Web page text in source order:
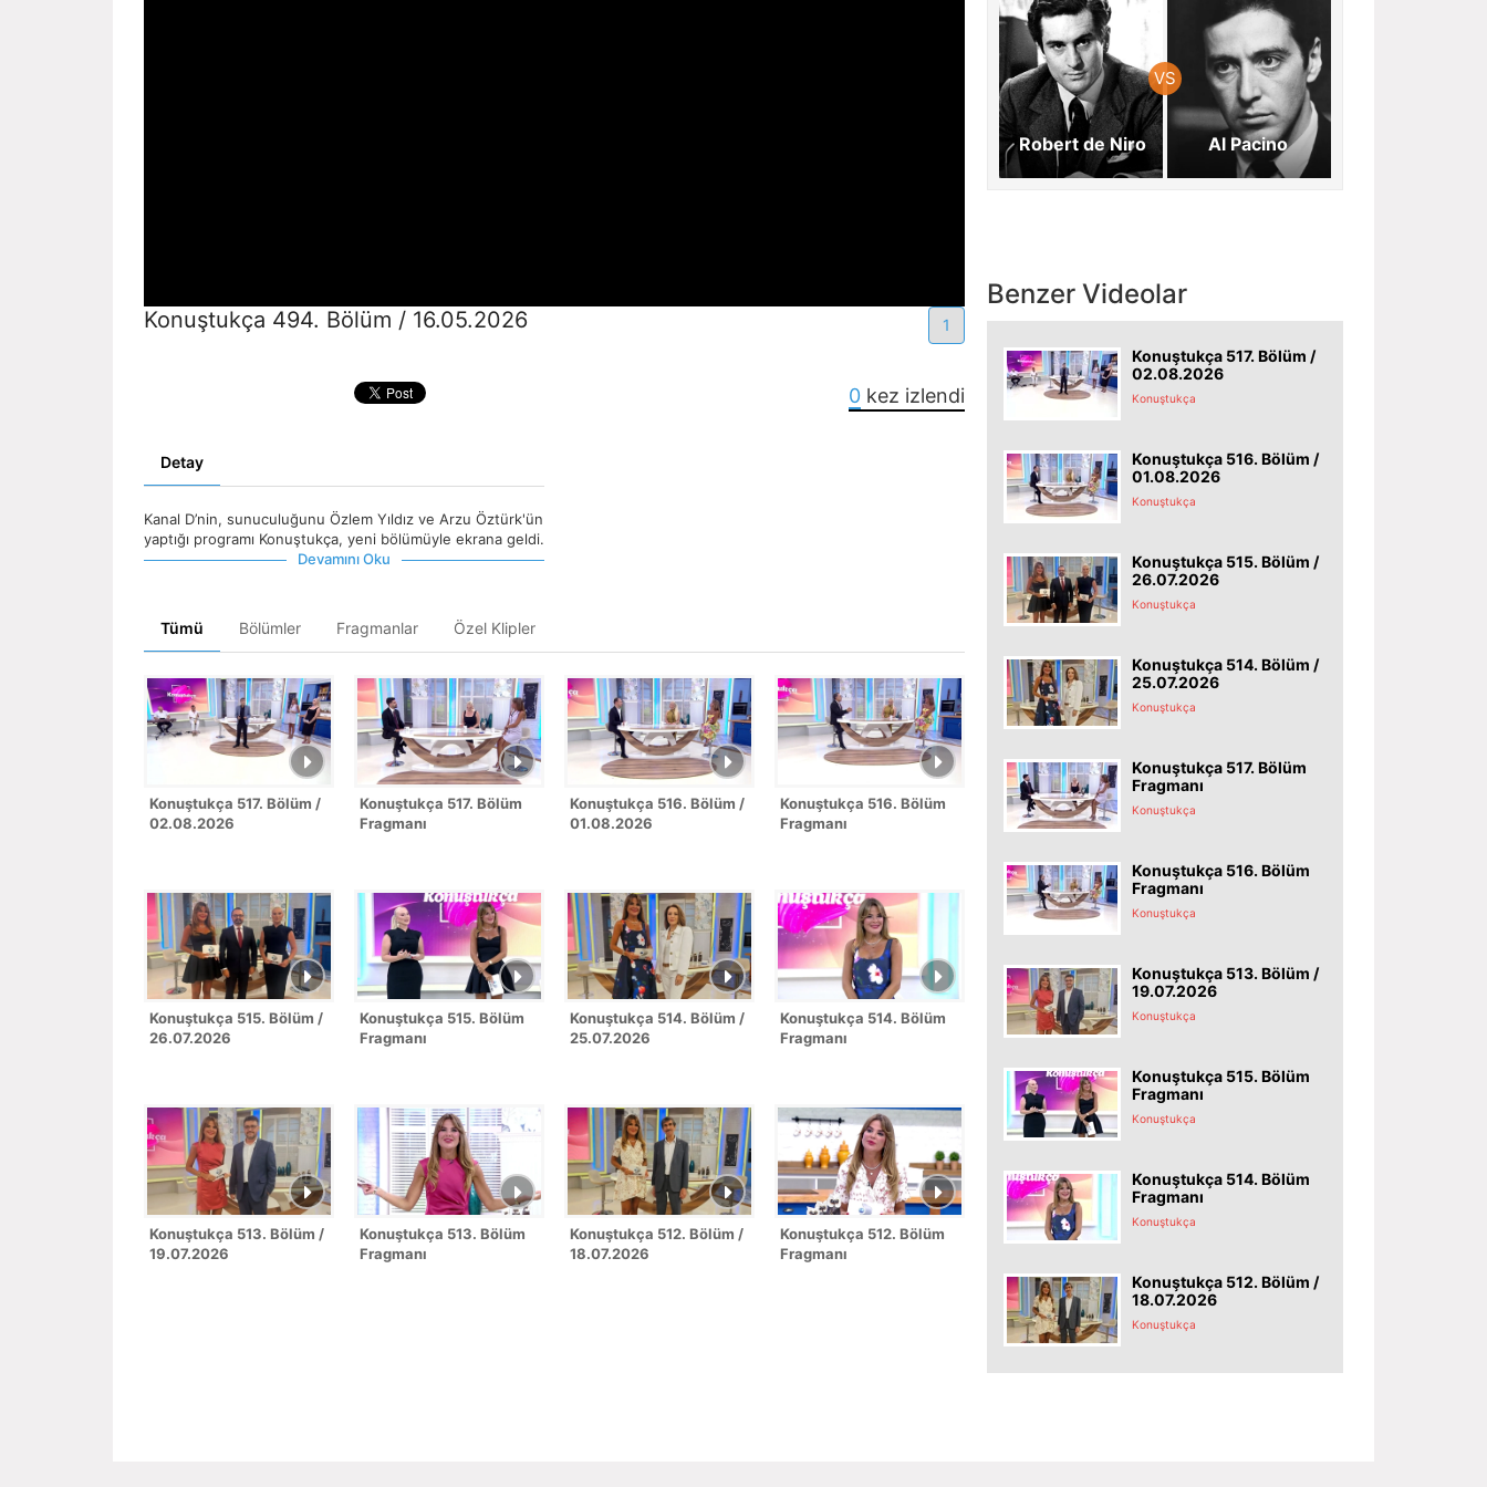
Konuştukça 494. Bölüm / 16.05.2026 1
0 kez izlendi
Detay
Kanal D’nin, sunuculuğunu Özlem Yıldız ve Arzu Öztürk'ün
yaptığı programı Konuştukça, yeni bölümüyle ekrana geldi.
Devamını Oku
Tümü Bölümler Fragmanlar Özel Klipler
Konuştukça 517. Bölüm /
02.08.2026
Konuştukça 517. Bölüm
Fragmanı
Konuştukça 516. Bölüm /
01.08.2026
Konuştukça 516. Bölüm
Fragmanı
Konuştukça 515. Bölüm /
26.07.2026
Konuştukça 515. Bölüm
Fragmanı
Konuştukça 514. Bölüm /
25.07.2026
Konuştukça 514. Bölüm
Fragmanı
Konuştukça 513. Bölüm /
19.07.2026
Konuştukça 513. Bölüm
Fragmanı
Konuştukça 512. Bölüm /
18.07.2026
Konuştukça 512. Bölüm
Fragmanı
Robert de Niro Al Pacino
Benzer Videolar
Konuştukça 517. Bölüm /
02.08.2026
Konuştukça
Konuştukça 516. Bölüm /
01.08.2026
Konuştukça
Konuştukça 515. Bölüm /
26.07.2026
Konuştukça
Konuştukça 514. Bölüm /
25.07.2026
Konuştukça
Konuştukça 517. Bölüm
Fragmanı
Konuştukça
Konuştukça 516. Bölüm
Fragmanı
Konuştukça
Konuştukça 513. Bölüm /
19.07.2026
Konuştukça
Konuştukça 515. Bölüm
Fragmanı
Konuştukça
Konuştukça 514. Bölüm
Fragmanı
Konuştukça
Konuştukça 512. Bölüm /
18.07.2026
Konuştukça